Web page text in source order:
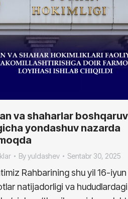
va shaharlar
yondashuv nazarda
Byyuldashev Sentabr 30, 2025
Rahbarining shu yil 16-iyun
natijadorligi va